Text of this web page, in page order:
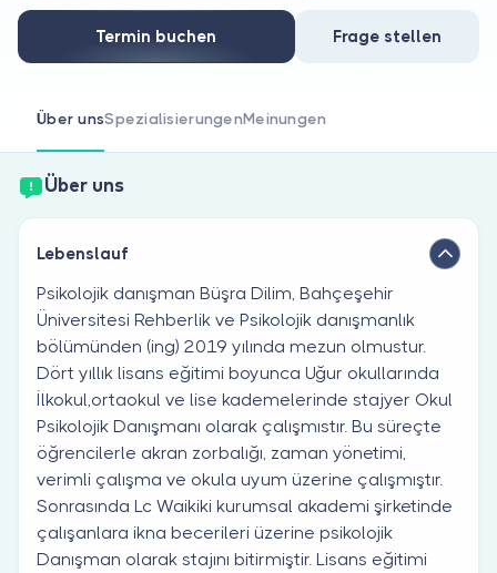
Termin buchen Frage stellen
Über unsSpezialisierungenMeinungen
Über uns
Lebenslauf
Psikolojik danışman Büşra Dilim, Bahçeşehir
Üniversitesi Rehberlik ve Psikolojik danışmanlık
bölümünden (ing) 2019 yılında mezun olmustur.
Dört yıllık lisans eğitimi boyunca Uğur okullarında
İlkokul,ortaokul ve lise kademelerinde stajyer Okul
Psikolojik Danışmanı olarak çalışmıstır. Bu süreçte
öğrencilerle akran zorbalığı, zaman yönetimi,
verimli çalışma ve okula uyum üzerine çalışmıştır.
Sonrasında Lc Waikiki kurumsal akademi şirketinde
çalışanlara ikna becerileri üzerine psikolojik
Danışman olarak stajını bitirmiştir. Lisans eğitimi